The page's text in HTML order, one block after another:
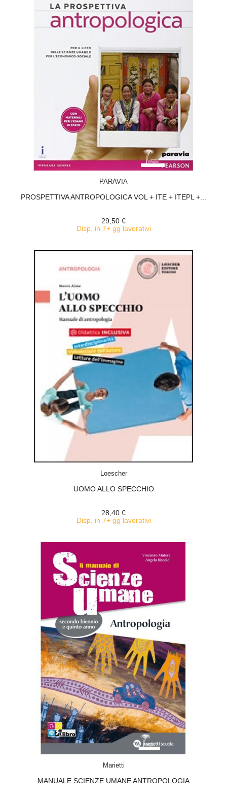
PARAVIA
PROSPETTIVA ANTROPOLOGICA VOL + ITE + ITEPL +...
29,50 €
Disp. in 7+ gg lavorativi
Loescher
UOMO ALLO SPECCHIO
28,40 €
Disp. in 7+ gg lavorativi
Marietti
MANUALE SCIENZE UMANE ANTROPOLOGIA